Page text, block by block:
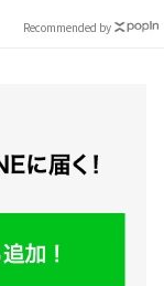
Recommended by